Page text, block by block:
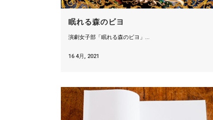
眠れる森のビヨ
演劇女子部「眠れる森のビヨ」...
16 4月, 2021